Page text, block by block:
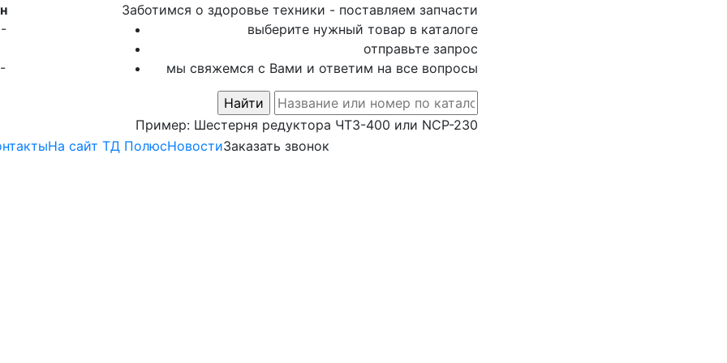
Заботимся о здоровье техники - поставляем запчасти
выберите нужный товар в каталоге
отправьте запрос
мы свяжемся с Вами и ответим на все вопросы
Пример: Шестерня редуктора ЧТЗ-400 или NCP-230
На сайт ТД ПолюсНовостиЗаказать звонок